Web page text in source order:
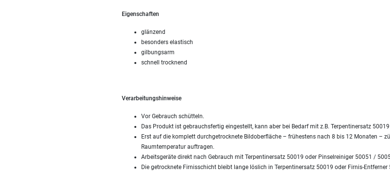
Eigenschaften
glänzend
besonders elastisch
gilbungsarm
schnell trocknend
Verarbeitungshinweise
Vor Gebrauch schütteln.
Das Produkt ist gebrauchsfertig eingestellt, kann aber bei Bedarf mit z.B. Terpentinersatz
Erst auf die komplett durchgetrocknete Bildoberfläche – frühestens nach 8 bis 12 Monaten –
Raumtemperatur auftragen.
Arbeitsgeräte direkt nach Gebrauch mit Terpentinersatz 50019 oder Pinselreiniger 50051 /
Die getrocknete Firnisschicht bleibt lange löslich in Terpentinersatz 50019 oder Firnis-Entferner